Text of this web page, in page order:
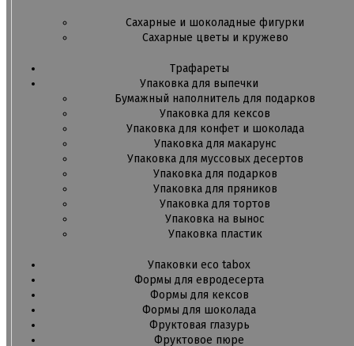
Сахарные и шоколадные фигурки
Сахарные цветы и кружево
Трафареты
Упаковка для выпечки
Бумажный наполнитель для подарков
Упаковка для кексов
Упаковка для конфет и шоколада
Упаковка для макарунс
Упаковка для муссовых десертов
Упаковка для подарков
Упаковка для пряников
Упаковка для тортов
Упаковка на вынос
Упаковка пластик
Упаковки eco tabox
Формы для евродесерта
Формы для кексов
Формы для шоколада
Фруктовая глазурь
Фруктовое пюре